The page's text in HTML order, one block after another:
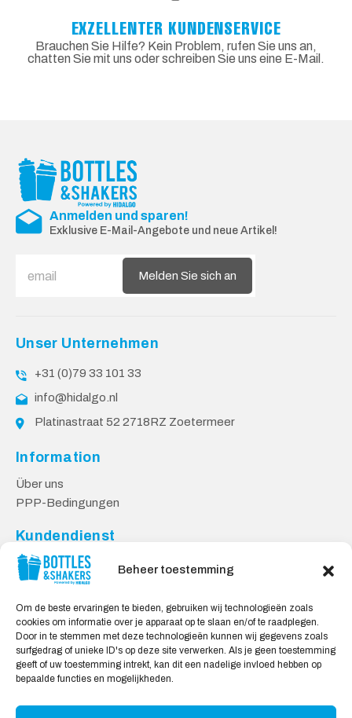
Beheer toestemming
Om de beste ervaringen te bieden, gebruiken wij technologieën zoals
cookies om informatie over je apparaat op te slaan en/of te raadplegen.
Door in te stemmen met deze technologieën kunnen wij gegevens zoals
surfgedrag of unieke ID's op deze site verwerken. Als je geen toestemming
geeft of uw toestemming intrekt, kan dit een nadelige invloed hebben op
bepaalde functies en mogelijkheden.
EXZELLENTER KUNDENSERVICE
Brauchen Sie Hilfe? Kein Problem, rufen Sie uns an,
chatten Sie mit uns oder schreiben Sie uns eine E-Mail.
Anmelden und sparen!
Exklusive E-Mail-Angebote und neue Artikel!
Melden Sie sich an
Unser Unternehmen
+31 (0)79 33 101 33
info@hidalgo.nl
Platinastraat 52 2718RZ Zoetermeer
Information
Über uns
PPP-Bedingungen
Kundendienst
Kontakt
Lieferung & Rücksendungen
Sicheres Einkaufen
Mein Konto
Wir akzeptieren